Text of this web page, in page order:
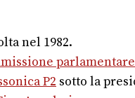
nel 1982.
P2 sotto la